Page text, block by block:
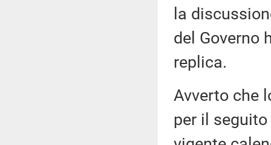
la
del Governo
replica.
Avverto che
per il